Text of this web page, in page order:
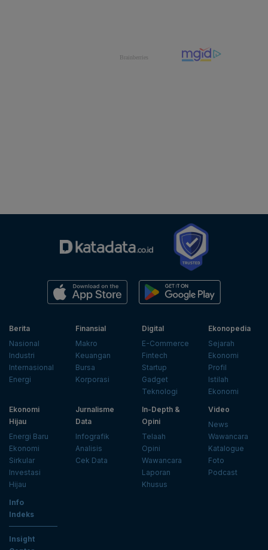
Berita
Nasional
Industri
Internasional
Energi
Finansial
Makro
Keuangan
Bursa
Korporasi
Digital
E-Commerce
Fintech
Startup
Gadget
Teknologi
Ekonopedia
Sejarah
Ekonomi
Profil
Istilah
Ekonomi
Ekonomi
Hijau
Energi Baru
Ekonomi
Sirkular
Investasi
Hijau
Jurnalisme
Data
Infografik
Analisis
Cek Data
In-Depth &
Opini
Telaah
Opini
Wawancara
Laporan
Khusus
Video
News
Wawancara
Katalogue
Foto
Podcast
Info
Indeks
Insight